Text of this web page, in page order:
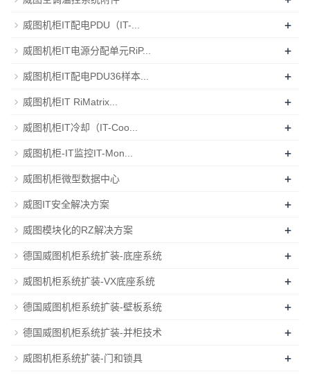
威图机柜IT配电PDU（IT-... +
威图机柜IT电源分配单元RiP... +
威图机柜IT配电PDU36样本... +
威图机柜IT RiMatrix... +
威图机柜IT冷却（IT-Coo... +
威图机柜-IT监控IT-Mon... +
威图机柜微型数据中心 +
威图IT安全解决方案 +
威图模块化的RZ解决方案 +
德国威图机柜系统扩装-底座系统 +
威图机柜系统扩装-VX底座系统 +
德国威图机柜系统扩装-壁板系统 +
德国威图机柜系统扩装-并柜技术 +
威图机柜系统扩装-门和锁具 +